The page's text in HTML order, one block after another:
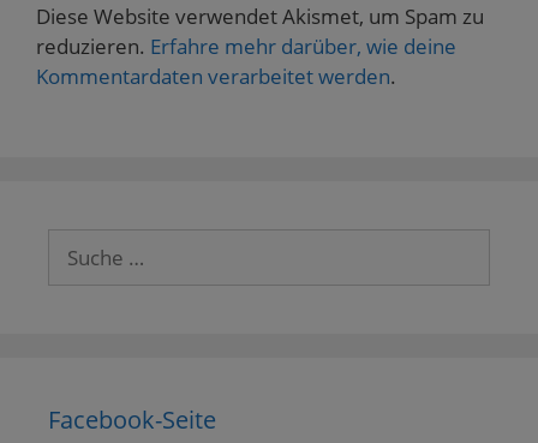
Diese Website verwendet Akismet, um Spam zu
reduzieren. Erfahre mehr darüber, wie deine
Kommentardaten verarbeitet werden.
Suche
nach:
Facebook-Seite